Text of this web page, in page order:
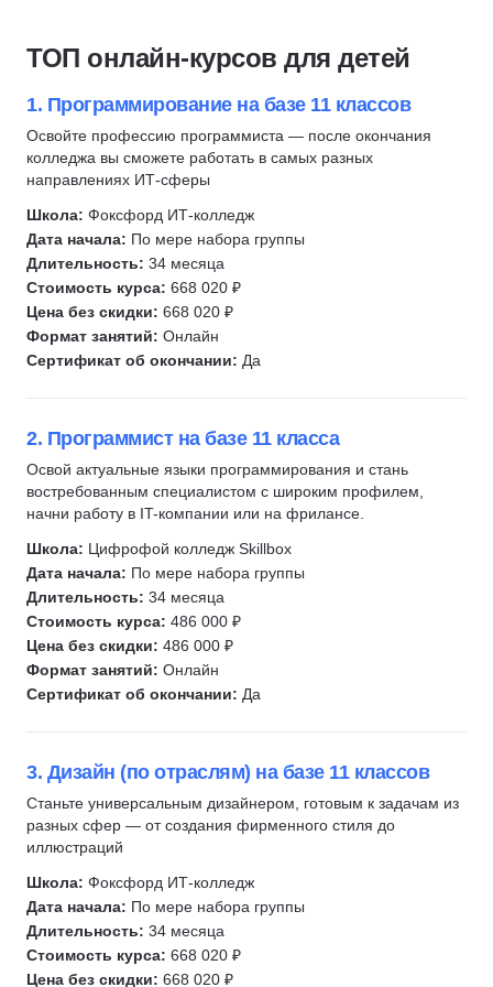
Биология85
Видеоблогинг
Геометрия
Защита от мошенничества1
История72
Кибербезопасность 7
Компьютерная грамотность15
Логопедия
Логика7
Шахматы10
Окружающий мир
Итальянский язык7
Французский язык10
Испанский язык7
Китайский язык
Корейский язык2
Португальский язык
Скорочтение9
Ментальная арифметика10
Нейросети
Разработка игр67
Скетчинг1
Робототехника
Развитие памяти
Чтение18
Фотография 1
Перейти на домашнее обучение8
Поступить в колледж10
Scratch
C#
Python
Разработка игр
Геймдизайн
Unity
Lua
Unreal Engine
Roblox
Adobe Photoshop
Figma
Веб-дизайн
Анимация
JavaScript
HTML/CSS
ТОП онлайн-курсов для детей
1. Программирование на базе 11 классов
Освойте профессию программиста — после окончания
колледжа вы сможете работать в самых разных
направлениях ИТ-сферы
Школа: Фоксфорд ИТ-колледж
Дата начала: По мере набора группы
Длительность: 34 месяца
Стоимость курса: 668 020 ₽
Цена без скидки: 668 020 ₽
Формат занятий: Онлайн
Сертификат об окончании: Да
2. Программист на базе 11 класса
Освой актуальные языки программирования и стань
востребованным специалистом с широким профилем,
начни работу в IT-компании или на фрилансе.
Школа: Цифрофой колледж Skillbox
Дата начала: По мере набора группы
Длительность: 34 месяца
Стоимость курса: 486 000 ₽
Цена без скидки: 486 000 ₽
Формат занятий: Онлайн
Сертификат об окончании: Да
3. Дизайн (по отраслям) на базе 11 классов
Станьте универсальным дизайнером, готовым к задачам из
разных сфер — от создания фирменного стиля до
иллюстраций
Школа: Фоксфорд ИТ-колледж
Дата начала: По мере набора группы
Длительность: 34 месяца
Стоимость курса: 668 020 ₽
Цена без скидки: 668 020 ₽